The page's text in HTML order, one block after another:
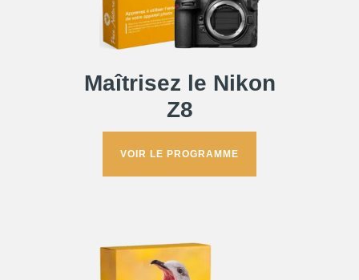
Maîtrisez le Nikon
Z8
VOIR LE PROGRAMME